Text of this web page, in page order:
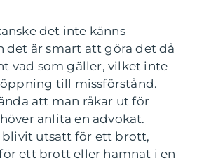
det inte känns
det är smart att göra det då
vad som gäller, vilket inte
till missförstånd.
att man råkar ut för
anlita en advokat.
blivit utsatt för ett brott,
ett brott eller hamnat i en